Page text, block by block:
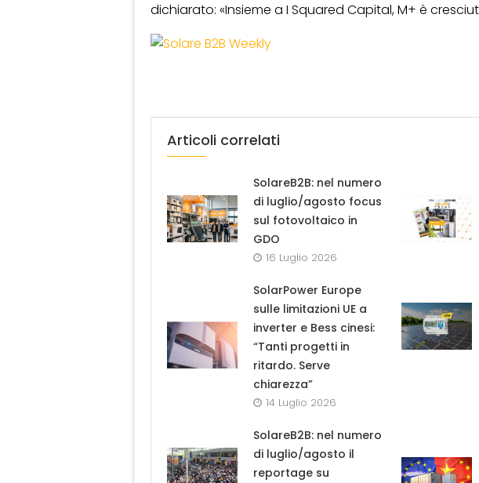
dichiarato: «Insieme a I Squared Capital, M+ è
Articoli correlati
SolareB2B: nel numero
di luglio/agosto focus
sul fotovoltaico in
GDO
16 Luglio 2026
SolarPower Europe
sulle limitazioni UE a
inverter e Bess cinesi:
“Tanti progetti in
ritardo. Serve
chiarezza”
14 Luglio 2026
SolareB2B: nel numero
di luglio/agosto il
reportage su